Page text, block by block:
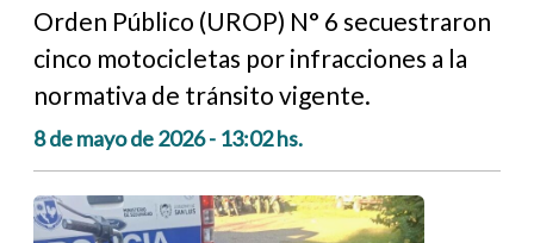
Orden Público (UROP) N° 6 secuestraron
cinco motocicletas por infracciones a la
normativa de tránsito vigente.
8 de mayo de 2026 - 13:02 hs.